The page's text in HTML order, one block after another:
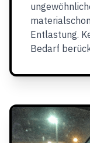
Entlastung.
Bedarf